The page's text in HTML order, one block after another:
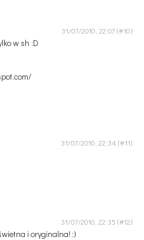
31/07/2010, 22:07
w sh :D
31/07/2010, 22:34
31/07/2010, 22:35
i oryginalna! :)